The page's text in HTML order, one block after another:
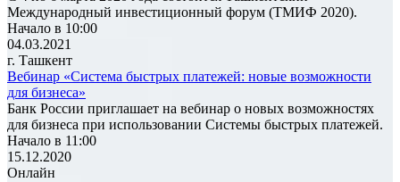
Международный инвестиционный форум (ТМИФ 2020).
Начало в 10:00
04.03.2021
г. Ташкент
Вебинар «Система быстрых платежей: новые возможности
для бизнеса»
Банк России приглашает на вебинар о новых возможностях
для бизнеса при использовании Системы быстрых платежей.
Начало в 11:00
15.12.2020
Онлайн